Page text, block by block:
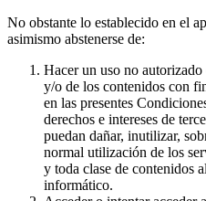
No obstante lo establecido en el
asimismo abstenerse de:
Hacer un uso no
y/o de los contenidos con
en las presentes
derechos e intereses de
puedan dañar, inutilizar,
normal utilización de los
y toda clase de contenidos
informático.